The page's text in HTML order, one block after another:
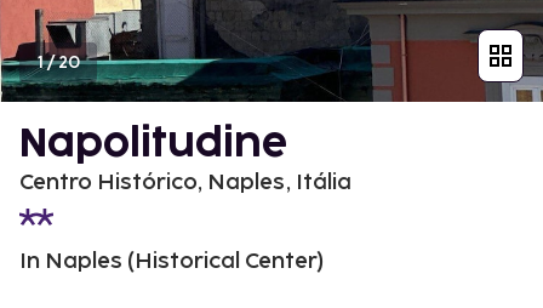
1/20
Napolitudine
Centro Histórico, Naples, Itália
In Naples (Historical Center)